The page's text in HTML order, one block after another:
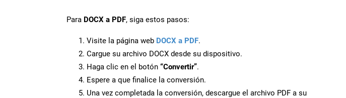
Para DOCX a PDF, siga estos pasos:
Visite la página web DOCX a PDF.
Cargue su archivo DOCX desde su dispositivo.
Haga clic en el botón “Convertir”.
Espere a que finalice la conversión.
Una vez completada la conversión, descargue el archivo PDF a su